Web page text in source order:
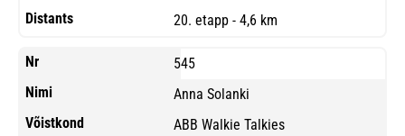
20. etapp - 4,6 km
545
Anna Solanki
ABB Walkie Talkies